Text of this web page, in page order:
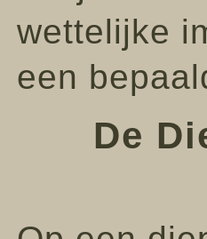
wettelijke
een
De